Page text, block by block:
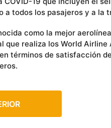
a todos los pasajeros y a la
como la mejor
que realiza los World Airline
términos de satisfacción